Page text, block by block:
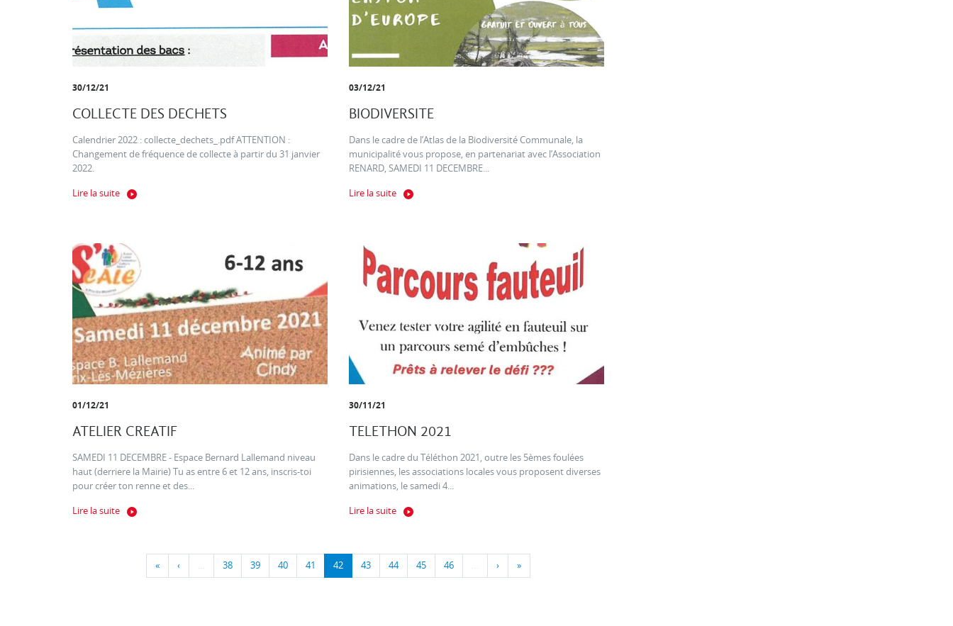
30/12/21
COLLECTE DES DECHETS
Calendrier 2022 : collecte_dechets_.pdf ATTENTION :
Changement de fréquence de collecte à partir du 31 janvier
2022.
Lire la suite
03/12/21
BIODIVERSITE
Dans le cadre de l’Atlas de la Biodiversité Communale, la
municipalité vous propose, en partenariat avec l’Association
RENARD, SAMEDI 11 DECEMBRE...
Lire la suite
01/12/21
ATELIER CREATIF
SAMEDI 11 DECEMBRE - Espace Bernard Lallemand niveau
haut (derriere la Mairie) Tu as entre 6 et 12 ans, inscris-toi
pour créer ton renne et des...
Lire la suite
30/11/21
TELETHON 2021
Dans le cadre du Téléthon 2021, outre les 5èmes foulées
pirisiennes, les associations locales vous proposent diverses
animations, le samedi 4...
Lire la suite
« ‹ … 38 39 40 41 42 43 44 45 46 … › »